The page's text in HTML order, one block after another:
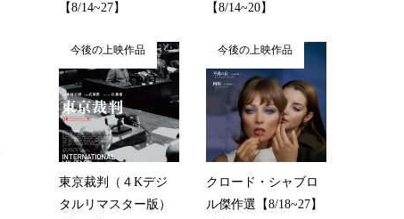
【8/14~27】
【8/14~20】
今後の上映作品
東京裁判（４Kデジ
タルリマスター版）
今後の上映作品
クロード・シャブロ
ル傑作選【8/18~27】